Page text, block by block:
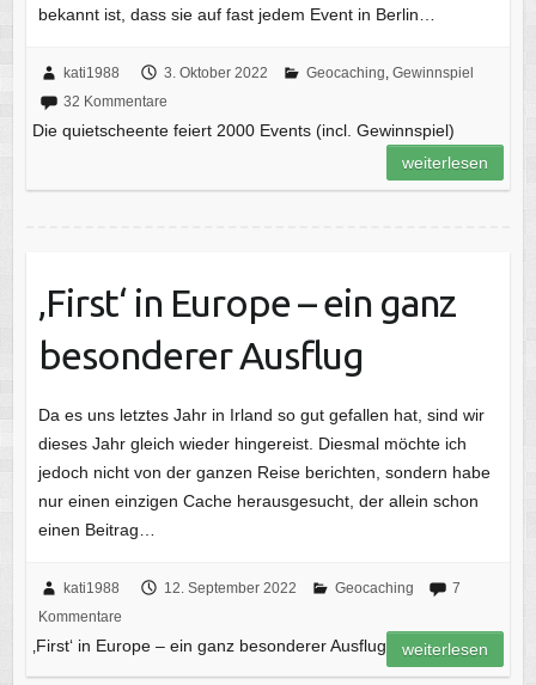
bekannt ist, dass sie auf fast jedem Event in Berlin…
kati1988 3. Oktober 2022 Geocaching, Gewinnspiel
32 Kommentare
Die quietscheente feiert 2000 Events (incl. Gewinnspiel)
weiterlesen
‚First‘ in Europe – ein ganz
besonderer Ausflug
Da es uns letztes Jahr in Irland so gut gefallen hat, sind wir
dieses Jahr gleich wieder hingereist. Diesmal möchte ich
jedoch nicht von der ganzen Reise berichten, sondern habe
nur einen einzigen Cache herausgesucht, der allein schon
einen Beitrag…
kati1988 12. September 2022 Geocaching
7
Kommentare
‚First‘ in Europe – ein ganz besonderer Ausflug weiterlesen